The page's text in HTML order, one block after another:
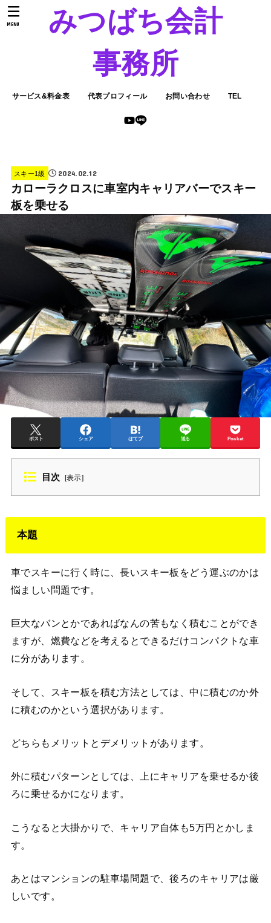
みつばち会計
事務所
サービス&料金表 代表プロフィール お問い合わせ TEL
MENU
スキー1級 2024.02.12
カローラクロスに車室内キャリアバーでスキー
板を乗せる
ポスト シェア はてブ 送る Pocket
目次 [表示]
本題
車でスキーに行く時に、長いスキー板をどう運ぶのかは
悩ましい問題です。
巨大なバンとかであればなんの苦もなく積むことができ
ますが、燃費などを考えるとできるだけコンパクトな車
に分があります。
そして、スキー板を積む方法としては、中に積むのか外
に積むのかという選択があります。
どちらもメリットとデメリットがあります。
外に積むパターンとしては、上にキャリアを乗せるか後
ろに乗せるかになります。
こうなると大掛かりで、キャリア自体も5万円とかしま
す。
あとはマンションの駐車場問題で、後ろのキャリアは厳
しいです。